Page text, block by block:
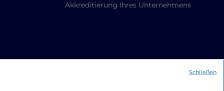
Akkreditierung Ihres Unternehmens
Schließen